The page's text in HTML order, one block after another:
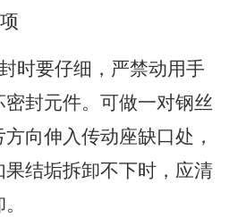
时要仔细，严禁动用手
封元件。可做一对钢丝
向伸入传动座缺口处，
结垢拆卸不下时，应清